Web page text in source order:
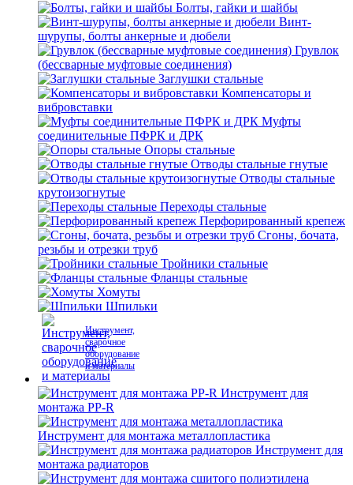
Болты, гайки и шайбы
Винт-
шурупы, болты анкерные и дюбели
Грувлок
(бессварные муфтовые соединения)
Заглушки стальные
Компенсаторы и
вибровставки
Муфты
соединительные ПФРК и ДРК
Опоры стальные
Отводы стальные гнутые
Отводы стальные
крутоизогнутые
Переходы стальные
Перфорированный крепеж
Сгоны, бочата,
резьбы и отрезки труб
Тройники стальные
Фланцы стальные
Хомуты
Шпильки
Инструмент,
сварочное
оборудование
и материалы
Инструмент для
монтажа PP-R
Инструмент для монтажа металлопластика
Инструмент для
монтажа радиаторов